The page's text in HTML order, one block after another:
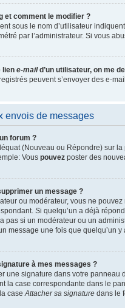
et comment le modifier ?
sous le nom d’utilisateur
par l’administrateur. Si vous
lien e-maild’un utilisateur, on me
peuvent s’envoyer des e-
envois de messages
forum ?
(Nouveau ou Répondre) sur
Vous pouvez poster des
un message ?
ou modérateur, vous ne
Si quelqu’un a déjà
pas si un modérateur ou un
message une fois que quelqu’un y
à mes messages ?
une signature dans votre panneau
la case correspondante dans le
case Attacher sa signature dans le